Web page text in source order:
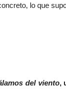
lo que
del viento,